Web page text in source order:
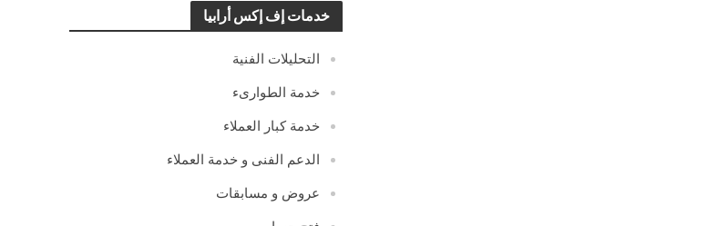
خدمات إف إكس أرابيا
التحليلات الفنية
خدمة الطوارىء
خدمة كبار العملاء
الدعم الفنى و خدمة العملاء
عروض و مسابقات